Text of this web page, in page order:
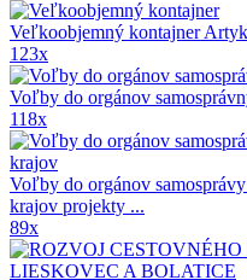
Veľkoobjemný kontajner
123x
Voľby do orgánov
118x
Voľby do orgánov
krajov projekty ...
89x